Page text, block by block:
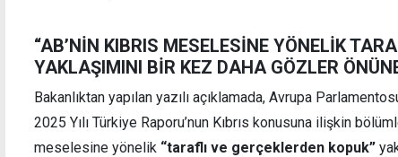
“AB’NİN KIBRIS MESELESİNE YÖNELİK
YAKLAŞIMINI BİR KEZ DAHA GÖZLER
Bakanlıktan yapılan yazılı açıklamada, Avrupa
2025 Yılı Türkiye Raporu’nun Kıbrıs konusuna ilişkin
meselesine yönelik “taraflı ve gerçeklerden kopuk”